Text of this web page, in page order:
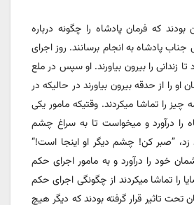
بودند که فرمان پادشاه را چگونه درباره
پادشاه به انجام برسانند. روز اجرای
زندانی را بیرون بیاورند. او سپس در ملع
را از حدقه بیرون بیاورند در حالیکه در
را تماشا میکردند. وقتیکه مامور یکی
را درآورد و میخواست تا به سراغ چشم
زد، ”صبر کن! چشم دیگر او اینجا است!‌“
خود را درآورد و به مامور اجرای حکم
را تماشا میکردند از چگونگی اجرای حکم
تاثیر قرار گرفته بودند که دیگر هیچ